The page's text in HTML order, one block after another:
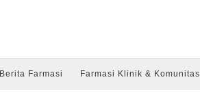
Berita Farmasi Farmasi Klinik & Komunitas